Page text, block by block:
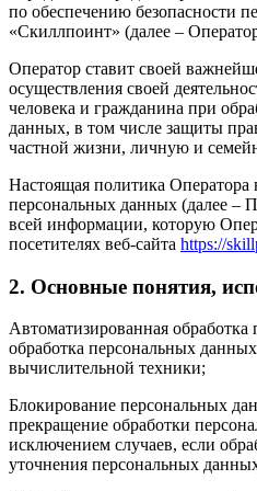
по обеспечению безопасности
«Скиллпоинт» (далее –
Оператор ставит своей
осуществления своей
человека и гражданина при
данных, в том числе защиты
частной жизни, личную и
Настоящая политика
персональных данных (далее –
всей информации, которую
посетителях веб-сайта https://
2. Основные понятия,
Автоматизированная
обработка персональных
вычислительной техники;
Блокирование персональных
прекращение обработки
исключением случаев, если
уточнения персональных